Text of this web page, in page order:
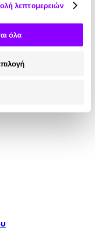
λεπτομερειών
όλα